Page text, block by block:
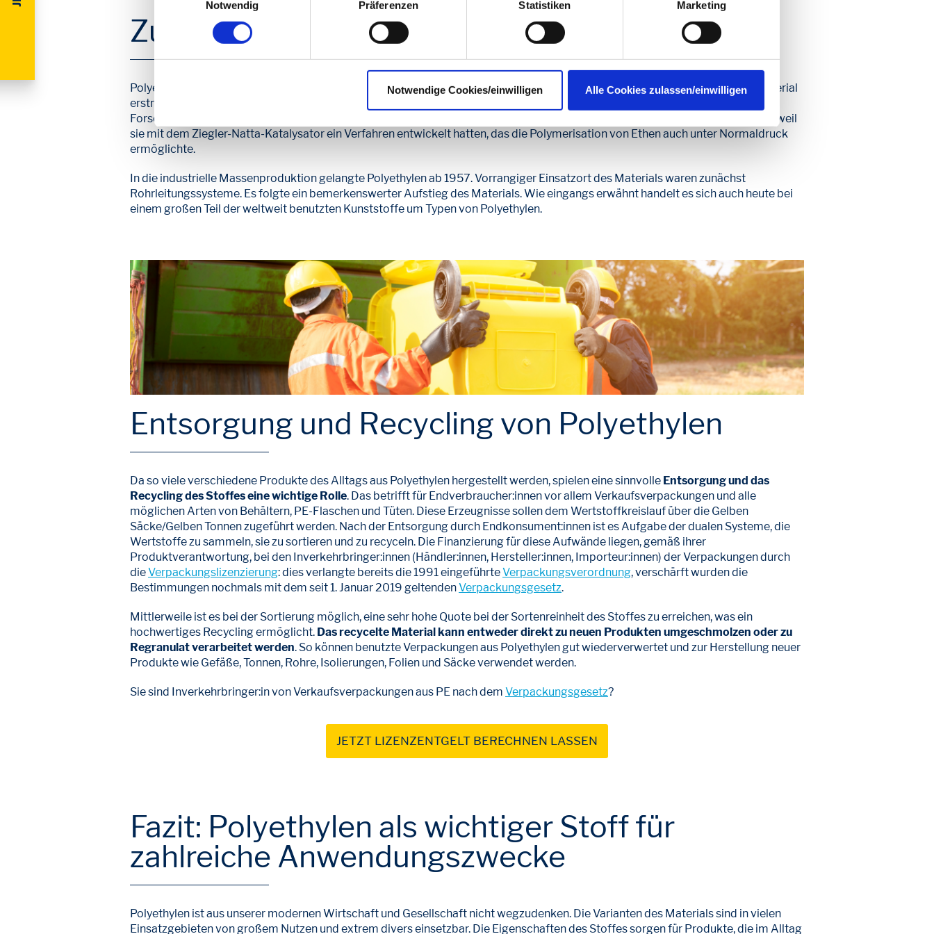
dazu erfahren Sie in unserer
Datenschutzerklärung
Notwendig
Präferenzen Statistiken Marketing
Notwendige Cookies/einwilligen Alle Cookies zulassen/einwilligen
Zur Geschichte des PE-Kunststoffs
Polyethylen ist eine Entdeckung des Chemikers Hans von Pechmann, der den Stoff im Jahr 1898 erzeugte. 1933 wurde das Material
erstmals unter einem Druck von etwa 1.400 bar und einer Wärmezufuhr von 170 Grad Celsius industriell in England durch die
Forscher Reginald Gibson und Eric Fawcett hergestellt. 1963 erhielten Karl Ziegler und Giulio Natta den Nobelpreis für Chemie, weil
sie mit dem Ziegler-Natta-Katalysator ein Verfahren entwickelt hatten, das die Polymerisation von Ethen auch unter Normaldruck
ermöglichte.
In die industrielle Massenproduktion gelangte Polyethylen ab 1957. Vorrangiger Einsatzort des Materials waren zunächst
Rohrleitungssysteme. Es folgte ein bemerkenswerter Aufstieg des Materials. Wie eingangs erwähnt handelt es sich auch heute bei
einem großen Teil der weltweit benutzten Kunststoffe um Typen von Polyethylen.
Entsorgung und Recycling von Polyethylen
Da so viele verschiedene Produkte des Alltags aus Polyethylen hergestellt werden, spielen eine sinnvolle Entsorgung und das
Recycling des Stoffes eine wichtige Rolle. Das betrifft für Endverbraucher:innen vor allem Verkaufsverpackungen und alle
möglichen Arten von Behältern, PE-Flaschen und Tüten. Diese Erzeugnisse sollen dem Wertstoffkreislauf über die Gelben
Säcke/Gelben Tonnen zugeführt werden. Nach der Entsorgung durch Endkonsument:innen ist es Aufgabe der dualen Systeme, die
Wertstoffe zu sammeln, sie zu sortieren und zu recyceln. Die Finanzierung für diese Aufwände liegen, gemäß ihrer
Produktverantwortung, bei den Inverkehrbringer:innen (Händler:innen, Hersteller:innen, Importeur:innen) der Verpackungen durch
dieVerpackungslizenzierung: dies verlangte bereits die 1991 eingeführteVerpackungsverordnung, verschärft wurden die
Bestimmungen nochmals mit dem seit 1. Januar 2019 geltendenVerpackungsgesetz.
Mittlerweile ist es bei der Sortierung möglich, eine sehr hohe Quote bei der Sortenreinheit des Stoffes zu erreichen, was ein
hochwertiges Recycling ermöglicht. Das recycelte Material kann entweder direkt zu neuen Produkten umgeschmolzen oder zu
Regranulat verarbeitet werden. So können benutzte Verpackungen aus Polyethylen gut wiederverwertet und zur Herstellung neuer
Produkte wie Gefäße, Tonnen, Rohre, Isolierungen, Folien und Säcke verwendet werden.
Sie sind Inverkehrbringer:in von Verkaufsverpackungen aus PE nach dem Verpackungsgesetz?
JETZT LIZENZENTGELT BERECHNEN LASSEN
Fazit: Polyethylen als wichtiger Stoff für
zahlreiche Anwendungszwecke
Polyethylen ist aus unserer modernen Wirtschaft und Gesellschaft nicht wegzudenken. Die Varianten des Materials sind in vielen
Einsatzgebieten von großem Nutzen und extrem divers einsetzbar. Die Eigenschaften des Stoffes sorgen für Produkte, die im Alltag